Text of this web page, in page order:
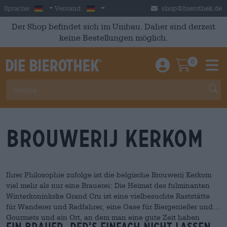
Skip to main content
Sprache: German
Versand: Deutschland shop@bierothek.de
Der Shop befindet sich im Umbau. Daher sind derzeit
keine Bestellungen möglich.
Einloggen /
0
Brouwerij Kerkom
Ihrer Philosophie zufolge ist die belgische Brouwerij Kerkom
viel mehr als nur eine Brauerei: Die Heimat des fulminanten
Winterkoninkske Grand Cru ist eine vielbesuchte Raststätte
für Wanderer und Radfahrer, eine Oase für Biergenießer und
Gourmets und ein Ort, an dem man eine gute Zeit haben